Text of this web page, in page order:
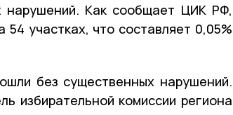
нарушений. Как сообщает ЦИК РФ,
участках, что составляет 0,05%
без существенных нарушений.
избирательной комиссии региона